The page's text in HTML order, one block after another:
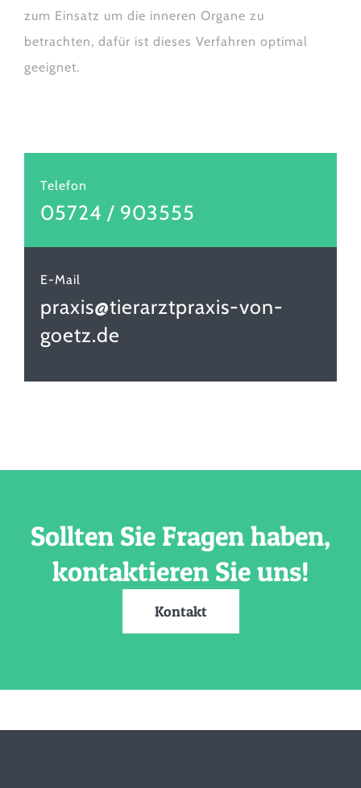
zum Einsatz um die inneren Organe zu
betrachten, dafür ist dieses Verfahren optimal
geeignet.
Telefon
05724 / 903555
E-Mail
praxis@tierarztpraxis-von-
goetz.de
Sollten Sie Fragen haben,
kontaktieren Sie uns!
Kontakt